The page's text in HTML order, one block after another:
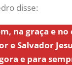
disse:
na graça e
e Salvador
e para